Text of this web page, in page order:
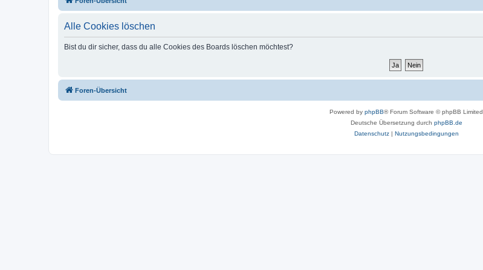
Alle Cookies löschen
Bist du dir sicher, dass du alle Cookies des Boards löschen möchtest?
Foren-Übersicht
Powered by phpBB® Forum Software © phpBB Limited
Deutsche Übersetzung durch phpBB.de
Datenschutz| Nutzungsbedingungen